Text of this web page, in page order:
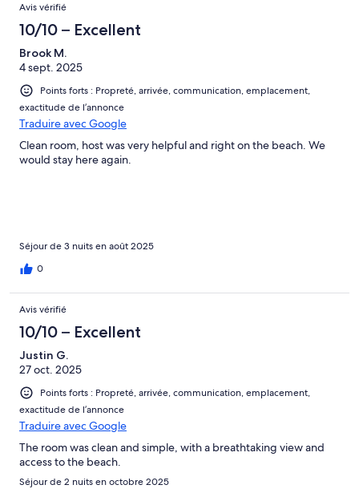
Avis vérifié
10/10 – Excellent
Brook M.
4 sept. 2025
Points forts : Propreté, arrivée, communication, emplacement,
exactitude de l’annonce
Traduire avec Google
Clean room, host was very helpful and right on the beach. We
would stay here again.
Séjour de 3 nuits en août 2025
0
Avis vérifié
10/10 – Excellent
Justin G.
27 oct. 2025
Points forts : Propreté, arrivée, communication, emplacement,
exactitude de l’annonce
Traduire avec Google
The room was clean and simple, with a breathtaking view and
access to the beach.
Séjour de 2 nuits en octobre 2025